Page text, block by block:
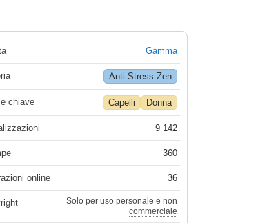
Gamma
Anti Stress Zen
chiave Capelli Donna
9 142
360
online 36
Solo per uso personale e non
commerciale